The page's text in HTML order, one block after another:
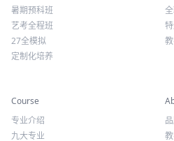
暑期预科班
艺考全程班
27全模拟
定制化培养
Course
专业介绍
九大专业